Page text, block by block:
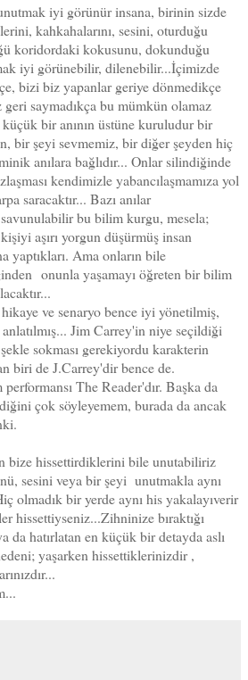
iyi görünür insana, birinin sizde
kahkahalarını, sesini, oturduğu
koridordaki kokusunu, dokunduğu
iyi görünebilir, dilenebilir...İçimizde
bizi biz yapanlar geriye dönmedikçe
saymadıkça bu mümkün olamaz
bir anının üstüne kuruludur bir
bir şeyi sevmemiz, bir diğer şeyden hiç
anılara bağlıdır... Onlar silindiğinde
kendimizle yabancılaşmamıza yol
saracaktır... Bazı anılar
bu bilim kurgu, mesela;
aşırı yorgun düşürmüş insan
yaptıkları. Ama onların bile
onunla yaşamayı öğreten bir bilim
ve senaryo bence iyi yönetilmiş,
Jim Carrey'in niye seçildiği
sokması gerekiyordu karakterin
biri de J.Carrey'dir bence de.
The Reader'dır. Başka da
çok söyleyemem, burada da ancak
bize hissettirdiklerini bile unutabiliriz
sesini veya bir şeyi unutmakla aynı
olmadık bir yerde aynı his yakalayıverir
hissettiyseniz...Zihninize bıraktığı
da hatırlatan en küçük bir detayda aslı
yaşarken hissettiklerinizdir ,